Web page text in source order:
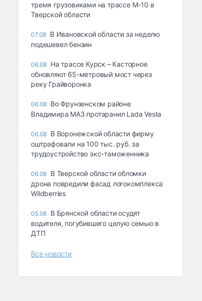
тремя грузовиками на трассе М-10 в
Тверской области
07.08 В Ивановской области за неделю
подешевел бензин
06.08 На трассе Курск – Касторное
обновляют 65-метровый мост через
реку Грайворонка
06.08 Во Фрунзенском районе
Владимира МАЗ протаранил Lada Vesta
06.08 В Воронежской области фирму
оштрафовали на 100 тыс. руб. за
трудоустройство экс-таможенника
06.08 В Тверской области обломки
дрона повредили фасад логокомплекса
Wildberries
05.08 В Брянской области осудят
водителя, погубившего целую семью в
ДТП
Все новости